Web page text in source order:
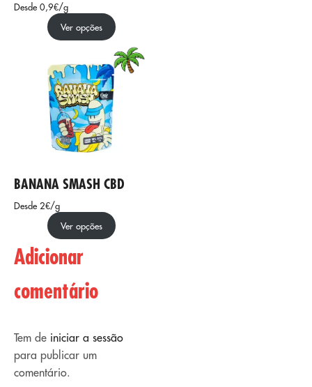
Desde 0,9€/g
Ver opções
BANANA SMASH CBD
Desde 2€/g
Ver opções
Adicionar
comentário
Tem de iniciar a sessão
para publicar um
comentário.